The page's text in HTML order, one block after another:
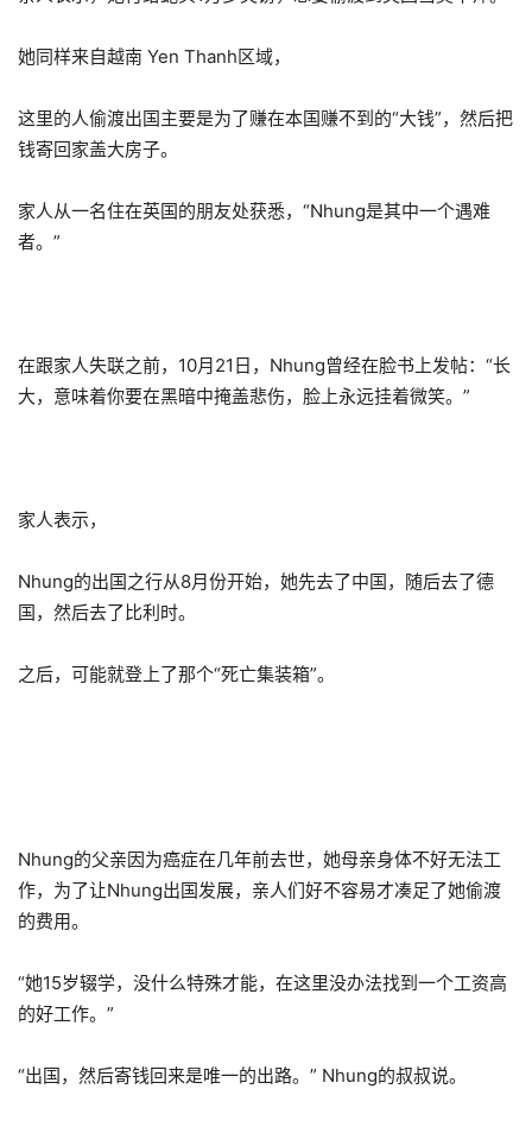
她同样来自越南 Yen Thanh区域，
这里的人偷渡出国主要是为了赚在本国赚不到的“大钱”，然后把
钱寄回家盖大房子。
家人从一名住在英国的朋友处获悉，“Nhung是其中一个遇难
者。”
在跟家人失联之前，10月21日，Nhung曾经在脸书上发帖：“长
大，意味着你要在黑暗中掩盖悲伤，脸上永远挂着微笑。”
家人表示，
Nhung的出国之行从8月份开始，她先去了中国，随后去了德
国，然后去了比利时。
之后，可能就登上了那个“死亡集装箱”。
Nhung的父亲因为癌症在几年前去世，她母亲身体不好无法工
作，为了让Nhung出国发展，亲人们好不容易才凑足了她偷渡
的费用。
“她15岁辍学，没什么特殊才能，在这里没办法找到一个工资高
的好工作。”
“出国，然后寄钱回来是唯一的出路。” Nhung的叔叔说。